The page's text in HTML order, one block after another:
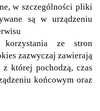
w szczególności pliki
są w urządzeniu
ze stron
zazwyczaj zawierają
której pochodzą, czas
końcowym oraz